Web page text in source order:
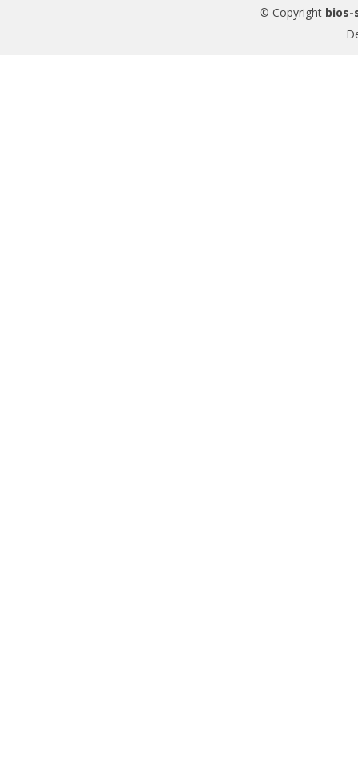
© Copyright bios-